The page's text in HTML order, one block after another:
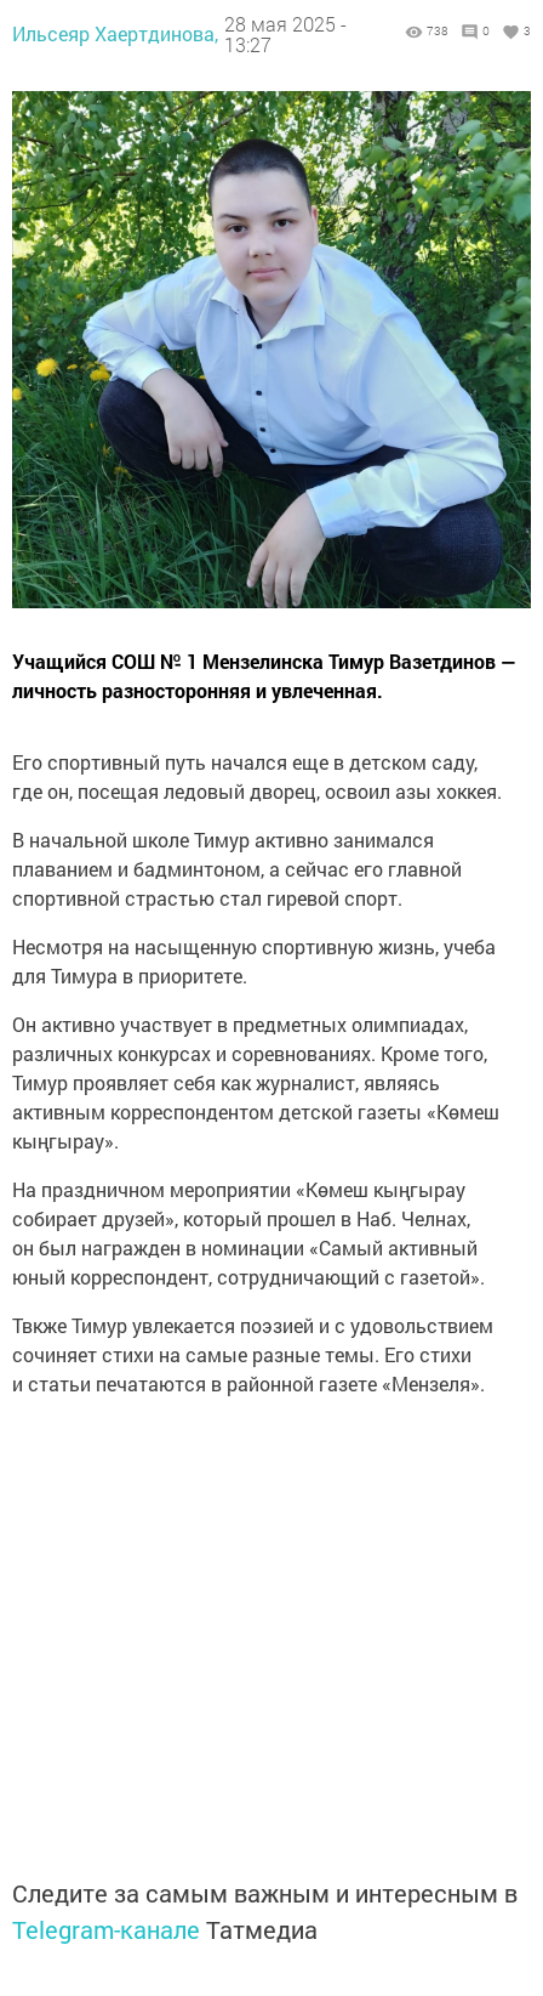
Ильсеяр Хаертдинова, 28 мая 2025 -
13:27
738 0 3
Учащийся СОШ № 1 Мензелинска Тимур Вазетдинов —
личность разносторонняя и увлеченная.
Его спортивный путь начался еще в детском саду,
где он, посещая ледовый дворец, освоил азы хоккея.
В начальной школе Тимур активно занимался
плаванием и бадминтоном, а сейчас его главной
спортивной страстью стал гиревой спорт.
Несмотря на насыщенную спортивную жизнь, учеба
для Тимура в приоритете.
Он активно участвует в предметных олимпиадах,
различных конкурсах и соревнованиях. Кроме того,
Тимур проявляет себя как журналист, являясь
активным корреспондентом детской газеты «Көмеш
кыңгырау».
На праздничном мероприятии «Көмеш кыңгырау
собирает друзей», который прошел в Наб. Челнах,
он был награжден в номинации «Самый активный
юный корреспондент, сотрудничающий с газетой».
Твкже Тимур увлекается поэзией и с удовольствием
сочиняет стихи на самые разные темы. Его стихи
и статьи печатаются в районной газете «Мензеля».
Следите за самым важным и интересным в
Telegram-канале Татмедиа